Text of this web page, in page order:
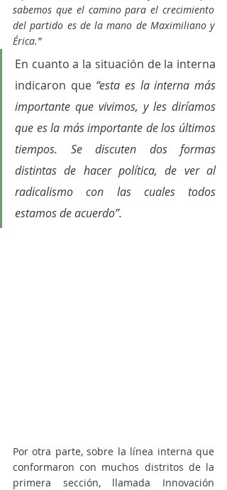
sabemos que el camino para el crecimiento
del partido es de la mano de Maximiliano y
Érica.”
En cuanto a la situación de la interna
indicaron que “esta es la interna más
importante que vivimos, y les diríamos
que es la más importante de los últimos
tiempos. Se discuten dos formas
distintas de hacer política, de ver al
radicalismo con las cuales todos
estamos de acuerdo”.
Por otra parte, sobre la línea interna que
conformaron con muchos distritos de la
primera sección, llamada Innovación